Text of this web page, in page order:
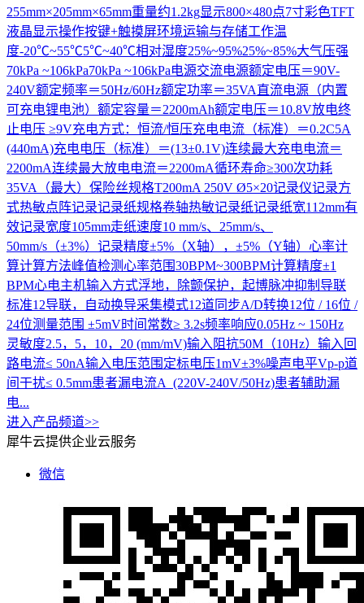
255mm×205mm×65mm重量约1.2kg显示800×480点7寸彩色TFT
液晶显示操作按键+触摸屏环境运输与存储工作温
度-20℃~55℃5℃~40℃相对湿度25%~95%25%~85%大气压强
70kPa ~106kPa70kPa ~106kPa电源交流电源额定电压＝90V-
240V额定频率＝50Hz/60Hz额定功率＝35VA直流电源（内置
可充电锂电池）额定容量＝2200mAh额定电压＝10.8V放电终
止电压 ≥9V充电方式：恒流/恒压充电电流（标准）＝0.2C5A
(440mA)充电电压（标准）＝(13±0.1V)连续最大充电电流＝
2200mA连续最大放电电流＝2200mA循环寿命≥300次功耗
35VA（最大）保险丝规格T200mA 250V Ø5×20记录仪记录方
式热敏点阵记录记录纸规格卷轴热敏记录纸记录纸宽112mm有
效记录宽度105mm走纸速度10 mm/s、25mm/s、
50mm/s（±3%）记录精度±5%（X轴），±5%（Y轴）心率计
算计算方法峰值检测心率范围30BPM~300BPM计算精度±1
BPM心电主机输入方式浮地，除颤保护，起博脉冲抑制导联
标准12导联，自动换导采集模式12道同步A/D转换12位 / 16位 /
24位测量范围 ±5mV时间常数≥ 3.2s频率响应0.05Hz ~ 150Hz
灵敏度2.5，5，10，20 (mm/mV)输入阻抗50M（10Hz）输入回
路电流≤ 50nA输入电压范围定标电压1mV±3%噪声电平Vp-p道
间干扰≤ 0.5mm患者漏电流A (220V-240V/50Hz)患者辅助漏
电...
进入产品频道>>
犀牛云提供企业云服务
微信